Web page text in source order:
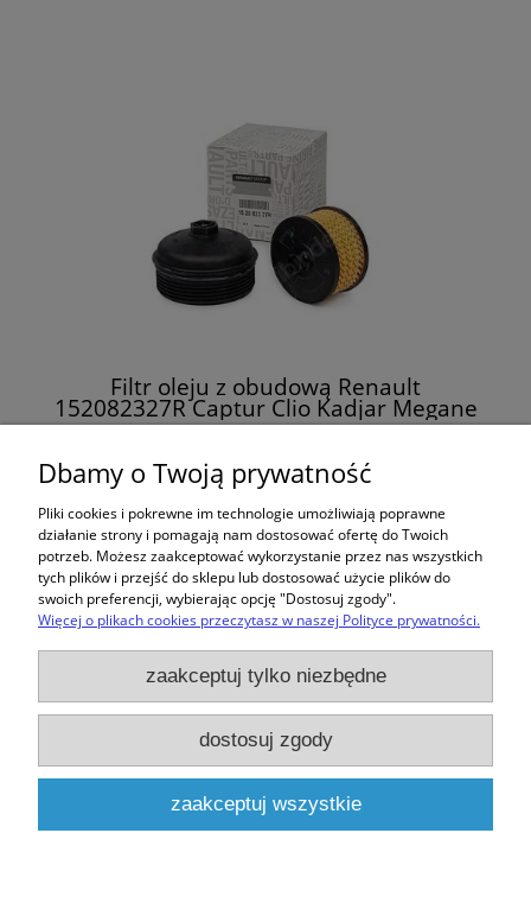
Filtr oleju z obudową Renault
152082327R Captur Clio Kadjar Megane
Scenic Talisman Twingo TCe
do koszyka
Zakupy
Pomoc
Moje konto
Informacje
Dbamy o Twoją prywatność
Pliki cookies i pokrewne im technologie umożliwiają poprawne
działanie strony i pomagają nam dostosować ofertę do Twoich
potrzeb. Możesz zaakceptować wykorzystanie przez nas wszystkich
tych plików i przejść do sklepu lub dostosować użycie plików do
swoich preferencji, wybierając opcję "Dostosuj zgody".
Więcej o plikach cookies przeczytasz w naszej Polityce prywatności.
zaakceptuj tylko niezbędne
dostosuj zgody
zaakceptuj wszystkie